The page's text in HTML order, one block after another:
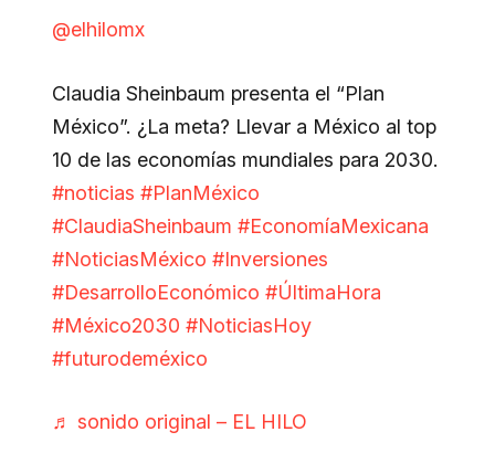
@elhilomx
Claudia Sheinbaum presenta el “Plan
México”. ¿La meta? Llevar a México al top
10 de las economías mundiales para 2030.
#noticias #PlanMéxico
#ClaudiaSheinbaum #EconomíaMexicana
#NoticiasMéxico #Inversiones
#DesarrolloEconómico #ÚltimaHora
#México2030 #NoticiasHoy
#futurodeméxico
♬ sonido original – EL HILO